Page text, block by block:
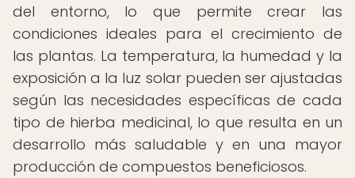
del entorno, lo que permite crear las
condiciones ideales para el crecimiento de
las plantas. La temperatura, la humedad y la
exposición a la luz solar pueden ser ajustadas
según las necesidades específicas de cada
tipo de hierba medicinal, lo que resulta en un
desarrollo más saludable y en una mayor
producción de compuestos beneficiosos.